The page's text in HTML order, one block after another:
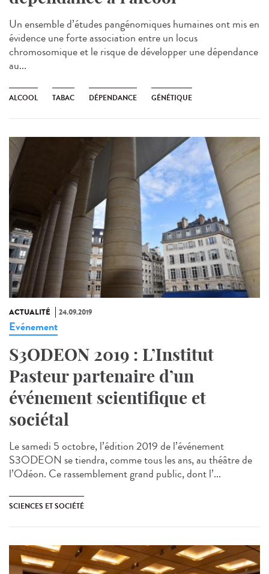
Un ensemble d’études pangénomiques humaines ont mis en
évidence une forte association entre un locus
chromosomique et le risque de développer une dépendance
au...
ALCOOL TABAC DÉPENDANCE GÉNÉTIQUE
ACTUALITÉ 24.09.2019
Evénement
S3ODEON 2019 : L’Institut
Pasteur partenaire d’un
événement scientifique et
sociétal
Le samedi 5 octobre, l’édition 2019 de l’événement
S3ODEON se tiendra, comme tous les ans, au théâtre de
l’Odéon. Ce rassemblement grand public, dont l’...
SCIENCES ET SOCIÉTÉ